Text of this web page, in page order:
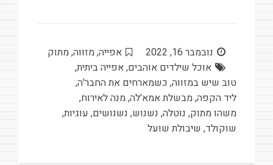
נובמבר 16, 2022 אפייה,מזווה,מתוק
אוכל שילדים אוהבים,אפייה ביתית,
טוב שיש במזווה, כשמארחים את החבר'ה,
ליד הקפה,מבשלת אמא'לה,מנה לאירוח,
משהו מתוק, נוטלה, נשנוש, נשנושים, עוגיות,
שוקולד, שיבולת שועל